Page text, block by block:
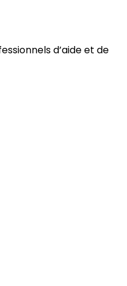
d’aide et de